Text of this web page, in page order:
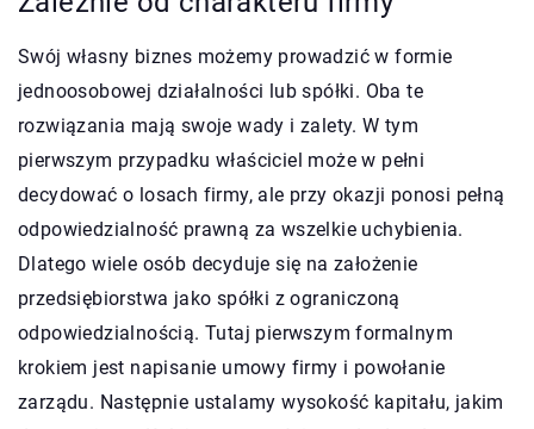
Swój własny biznes możemy prowadzić w formie
jednoosobowej działalności lub spółki. Oba te
rozwiązania mają swoje wady i zalety. W tym
pierwszym przypadku właściciel może w pełni
decydować o losach firmy, ale przy okazji ponosi pełną
odpowiedzialność prawną za wszelkie uchybienia.
Dlatego wiele osób decyduje się na założenie
przedsiębiorstwa jako spółki z ograniczoną
odpowiedzialnością. Tutaj pierwszym formalnym
krokiem jest napisanie umowy firmy i powołanie
zarządu. Następnie ustalamy wysokość kapitału, jakim